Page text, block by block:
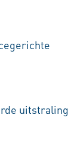
uitstraling